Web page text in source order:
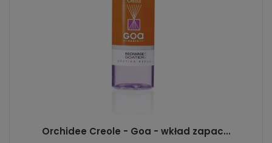
Orchidee Creole - Goa - wkład zapac...